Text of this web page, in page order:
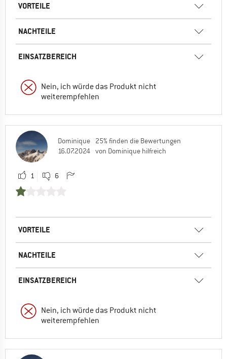
VORTEILE
NACHTEILE
EINSATZBEREICH
Nein, ich würde das Produkt nicht
weiterempfehlen
Dominique
16.07.2024
25% finden die Bewertungen
von Dominique hilfreich
1 6
VORTEILE
NACHTEILE
EINSATZBEREICH
Nein, ich würde das Produkt nicht
weiterempfehlen